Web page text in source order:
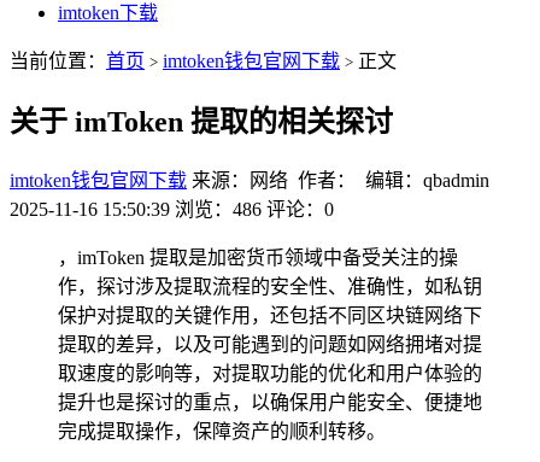
imtoken下载
当前位置： 首页 > imtoken钱包官网下载 > 正文
关于 imToken 提取的相关探讨
imtoken钱包官网下载 来源：网络 作者： 编辑：qbadmin
2025-11-16 15:50:39 浏览：486 评论：0
，imToken 提取是加密货币领域中备受关注的操
作，探讨涉及提取流程的安全性、准确性，如私钥
保护对提取的关键作用，还包括不同区块链网络下
提取的差异，以及可能遇到的问题如网络拥堵对提
取速度的影响等，对提取功能的优化和用户体验的
提升也是探讨的重点，以确保用户能安全、便捷地
完成提取操作，保障资产的顺利转移。